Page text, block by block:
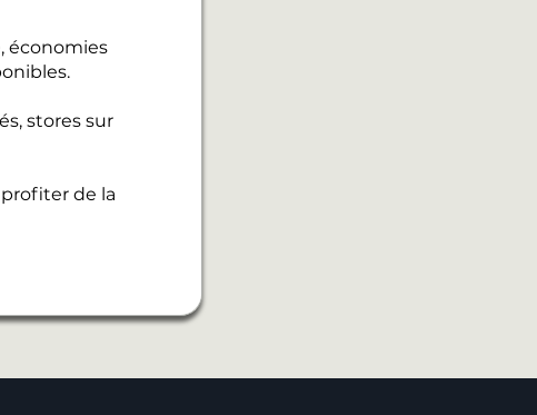
économies
stores sur
de la